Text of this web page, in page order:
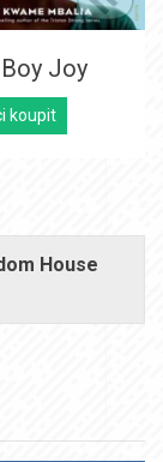
Joy
koupit
House